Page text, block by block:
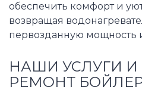
обеспечить комфорт и
возвращая
первозданную мощность
НАШИ УСЛУГИ
РЕМОНТ